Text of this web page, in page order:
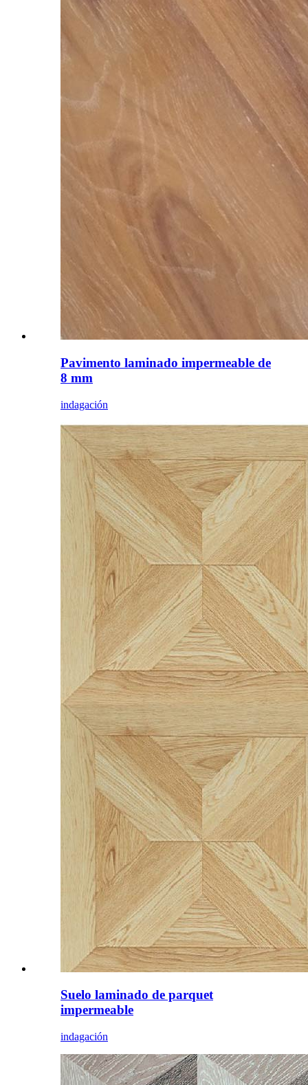
Pavimento laminado impermeable de
8 mm
indagación
Suelo laminado de parquet
impermeable
indagación